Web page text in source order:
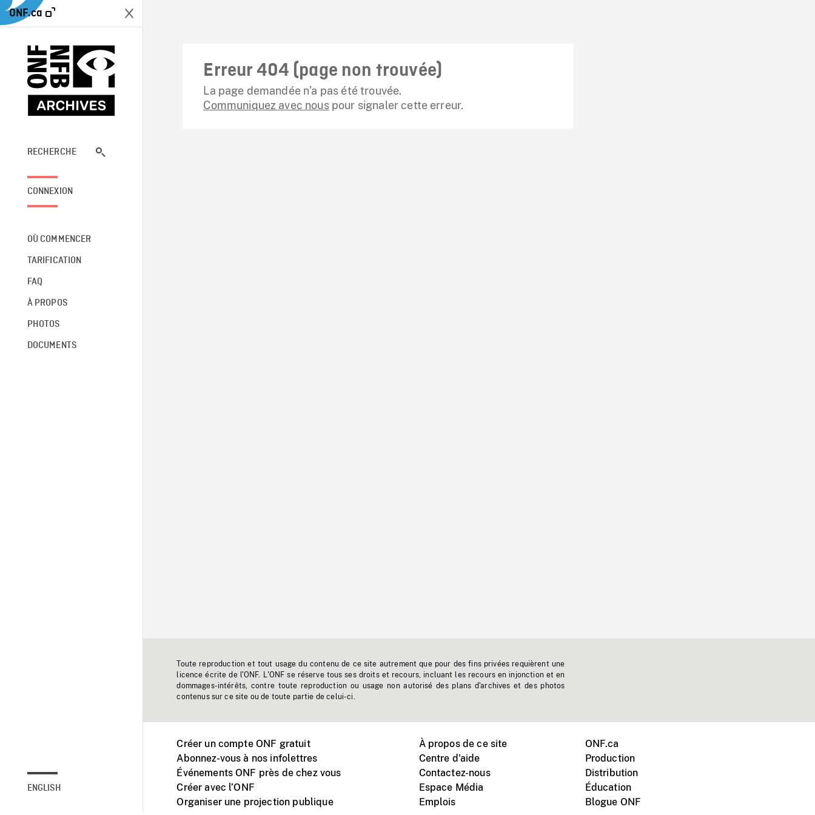
ONF.ca
RECHERCHE
CONNEXION
OÙ COMMENCER
TARIFICATION
FAQ
À PROPOS
PHOTOS
DOCUMENTS
ENGLISH
Erreur 404 (page non trouvée)
La page demandée n’a pas été trouvée.
Communiquez avec nouspour signaler cette erreur.
Toute reproduction et tout usage du contenu de ce site autrement que pour des fins privées requièrent une
licence écrite de l'ONF. L'ONF se réserve tous ses droits et recours, incluant les recours en injonction et en
dommages-intérêts, contre toute reproduction ou usage non autorisé des plans d'archives et des photos
contenus sur ce site ou de toute partie de celui-ci.
Créer un compte ONF gratuit
Abonnez-vous à nos infolettres
Événements ONF près de chez vous
Créer avec l’ONF
Organiser une projection publique
À propos de ce site
Centre d'aide
Contactez-nous
Espace Média
Emplois
ONF.ca
Production
Distribution
Éducation
Blogue ONF